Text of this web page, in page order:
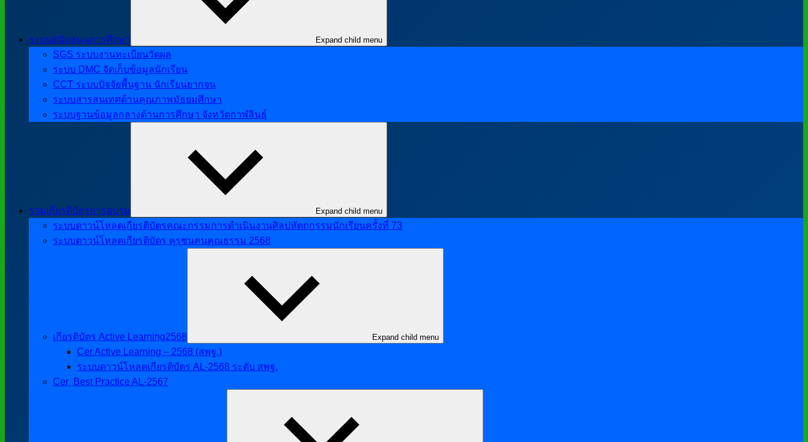
ระบบสนับสนุนการศึกษา Expand child menu
SGS ระบบงานทะเบียนวัดผล
ระบบ DMC จัดเก็บข้อมูลนักเรียน
CCT ระบบปัจจัยพื้นฐาน นักเรียนยากจน
ระบบสารสนเทศด้านคุณภาพมัธยมศึกษา
ระบบฐานข้อมูลกลางด้านการศึกษา จังหวัดกาฬสินธุ์
รวมเกียรติบัตรการอบรม Expand child menu
ระบบดาวน์โหลดเกียรติบัตรคณะกรรมการดำเนินงานศิลปหัตถกรรมนักเรียนครั้งที่ 73
ระบบดาวน์โหลดเกียรติบัตร คุรุชนคนคุณธรรม 2568
เกียรติบัตร Active Learning2568 Expand child menu
Cer Active Learning – 2568 (สพฐ.)
ระบบดาวน์โหลดเกียรติบัตร AL-2568 ระดับ สพฐ.
Cer ฺ Best Practice AL-2567